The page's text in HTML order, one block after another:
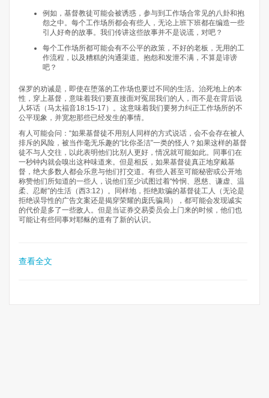
例如，基督教徒可能会被诱惑，参与到工作场合常见的八卦和抱
怨之中。每个工作场所都会有些人，无论上班下班都在编造一些
引人好奇的故事。我们传讲这些故事并不是说谎，对吧？
每个工作场所都可能会有不公平的政策，不好的老板，无用的工
作流程，以及糟糕的沟通渠道。抱怨和发泄不满，不算是诽谤
吧？
保罗的劝诫是，即使在堕落的工作场也要过不同的生活。治死地上的本
性，穿上基督，意味着我们要直接面对冤屈我们的人，而不是在背后说
人坏话（马太福音18:15-17）。这意味着我们要努力纠正工作场所的不
公平现象，并宽恕那些已经发生的事情。
有人可能会问：“如果基督徒不用别人同样的方式说话，会不会存在被人
排斥的风险，被当作毫无乐趣的“比你圣洁”一类的怪人？如果这样的基督
徒不与人交往，以此表明他们比别人更好，情况就可能如此。同事们在
一秒钟内就会嗅出这种味道来。但是相反，如果基督徒真正地穿戴基
督，绝大多数人都会乐意与他们打交道。有些人甚至可能秘密或公开地
称赞他们所知道的一些人，说他们至少试图过着“怜悯、恩慈、谦虚、温
柔、忍耐”的生活（西3:12）。同样地，拒绝欺骗的基督徒工人（无论是
拒绝误导性的广告文案还是揭穿荣耀的庞氏骗局），都可能会发现诚实
的代价是多了一些敌人。但是当证券交易委员会上门来的时候，他们也
可能让有些同事对耶稣的道有了新的认识。
查看全文